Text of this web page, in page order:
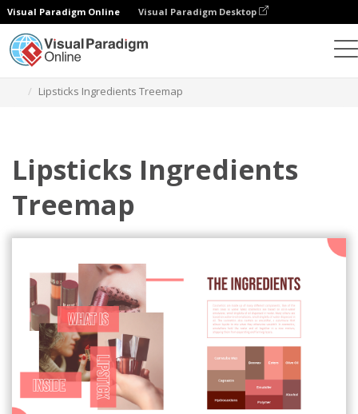
Visual Paradigm Online Visual Paradigm Desktop
Lipsticks Ingredients Treemap
Lipsticks Ingredients
Treemap